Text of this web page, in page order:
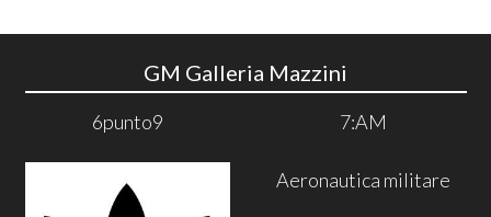
GM Galleria Mazzini
6punto9 7:AM
Aeronautica militare